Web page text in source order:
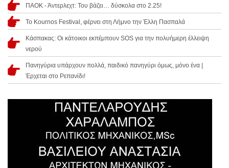
ΠΑΟΚ - Άντερλεχτ: Του βάζει… δύσκολα στο 2.25!
Το Kournos Festival, φέρνει στη Λήμνο την Έλλη Πασπαλά
Κάσπακας: Οι κάτοικοι εκπέμπουν SOS για την πολυήμερη έλλειψη
νερού
Πανηγύρια υπάρχουν πολλά, παιδικό πανηγύρι όμως, μόνο ένα |
Έρχεται στο Ρεπανίδι!